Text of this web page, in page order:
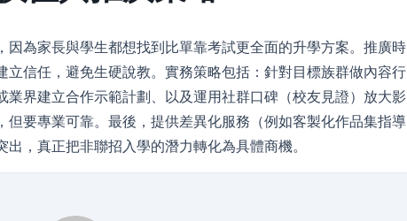
為家長與學生都想找到比單靠考試更全面的升學方案。推廣時
信任，避免生硬說教。實務策略包括：針對目標族群做內容行
界建立合作示範計劃、以及運用社群口碑（校友見證）放大影
要專業可靠。最後，提供差異化服務（例如客製化作品集指導
，真正把非聯招入學的潛力轉化為具體商機。